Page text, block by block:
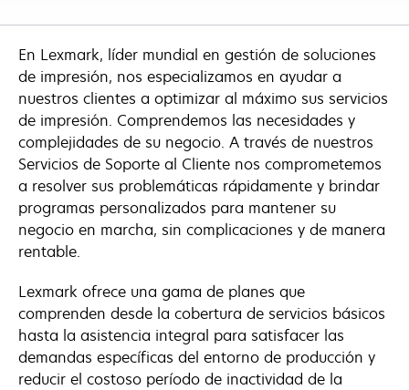
En Lexmark, líder mundial en gestión de soluciones
de impresión, nos especializamos en ayudar a
nuestros clientes a optimizar al máximo sus servicios
de impresión. Comprendemos las necesidades y
complejidades de su negocio. A través de nuestros
Servicios de Soporte al Cliente nos comprometemos
a resolver sus problemáticas rápidamente y brindar
programas personalizados para mantener su
negocio en marcha, sin complicaciones y de manera
rentable.
Lexmark ofrece una gama de planes que
comprenden desde la cobertura de servicios básicos
hasta la asistencia integral para satisfacer las
demandas específicas del entorno de producción y
reducir el costoso período de inactividad de la